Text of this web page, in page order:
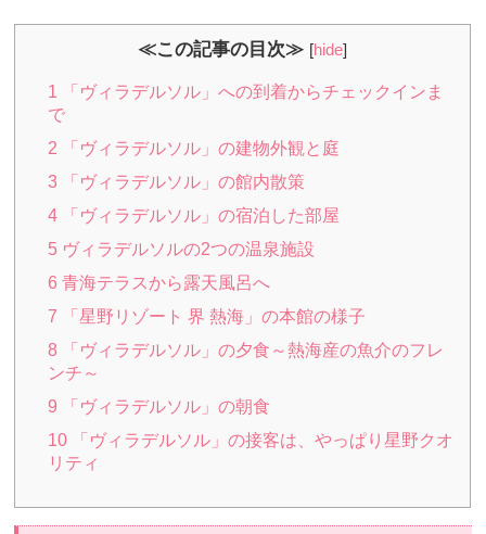
≪この記事の目次≫ [hide]
1 「ヴィラデルソル」への到着からチェックインま
で
2 「ヴィラデルソル」の建物外観と庭
3 「ヴィラデルソル」の館内散策
4 「ヴィラデルソル」の宿泊した部屋
5 ヴィラデルソルの2つの温泉施設
6 青海テラスから露天風呂へ
7 「星野リゾート 界 熱海」の本館の様子
8 「ヴィラデルソル」の夕食～熱海産の魚介のフレ
ンチ～
9 「ヴィラデルソル」の朝食
10 「ヴィラデルソル」の接客は、やっぱり星野クオ
リティ